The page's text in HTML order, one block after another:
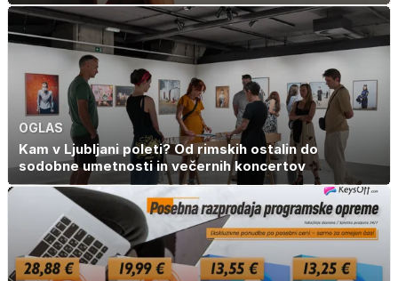
OGLAS
Kam v Ljubljani poleti? Od rimskih ostalin do
sodobne umetnosti in večernih koncertov